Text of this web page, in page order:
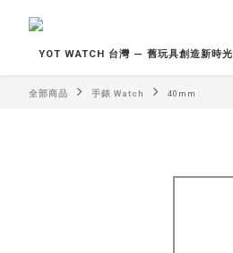
YOT WATCH 台灣 — 舊玩具創造新時光
全部商品 手錶 Watch 40mm